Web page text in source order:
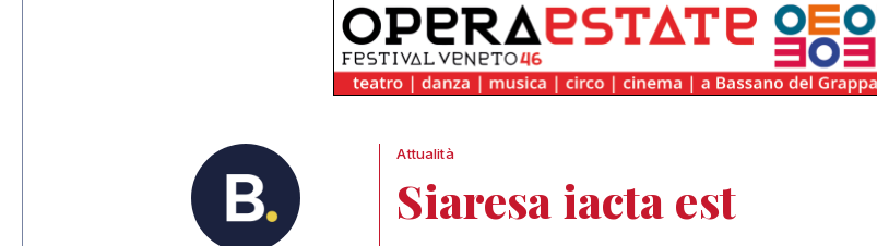
Attualità
Siaresa iacta est